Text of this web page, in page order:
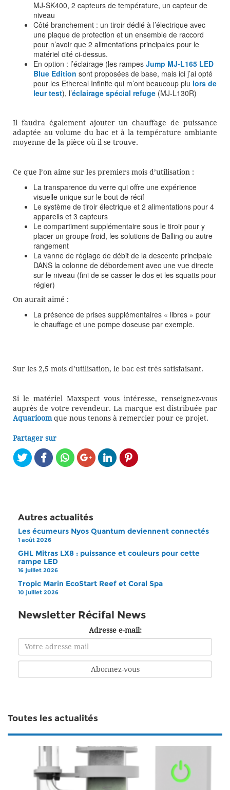
MJ-SK400, 2 capteurs de température, un capteur de
niveau
Côté branchement : un tiroir dédié à l’électrique avec
une plaque de protection et un ensemble de raccord
pour n’avoir que 2 alimentations principales pour le
matériel cité ci-dessus.
En option : l’éclairage (les rampes Jump MJ-L165 LED
Blue Edition sont proposées de base, mais ici j’ai opté
pour les Ethereal Infinite qui m’ont beaucoup plu lors de
leur test), l’éclairage spécial refuge (MJ-L130R)
Il faudra également ajouter un chauffage de puissance
adaptée au volume du bac et à la température ambiante
moyenne de la pièce où il se trouve.
Ce que l’on aime sur les premiers mois d’utilisation :
La transparence du verre qui offre une expérience
visuelle unique sur le bout de récif
Le système de tiroir électrique et 2 alimentations pour 4
appareils et 3 capteurs
Le compartiment supplémentaire sous le tiroir pour y
placer un groupe froid, les solutions de Balling ou autre
rangement
La vanne de réglage de débit de la descente principale
DANS la colonne de débordement avec une vue directe
sur le niveau (fini de se casser le dos et les squatts pour
régler)
On aurait aimé :
La présence de prises supplémentaires « libres » pour
le chauffage et une pompe doseuse par exemple.
Sur les 2,5 mois d’utilisation, le bac est très satisfaisant.
Si le matériel Maxspect vous intéresse, renseignez-vous
auprès de votre revendeur. La marque est distribuée par
Aquarioomque nous tenons à remercier pour ce projet.
Partager sur
Autres actualités
Les écumeurs Nyos Quantum deviennent connectés
1 août 2026
GHL Mitras LX8 : puissance et couleurs pour cette
rampe LED
16 juillet 2026
Tropic Marin EcoStart Reef et Coral Spa
10 juillet 2026
Newsletter Récifal News
Adresse e-mail:
Toutes les actualités